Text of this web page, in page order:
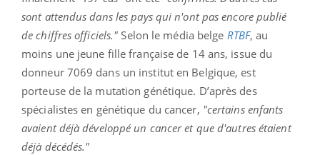
sont attendus dans les pays qui n'ont pas encore publié
de chiffres officiels." Selon le média belge RTBF, au
moins une jeune fille française de 14 ans, issue du
donneur 7069 dans un institut en Belgique, est
porteuse de la mutation génétique. D’après des
spécialistes en génétique du cancer, "certains enfants
avaient déjà développé un cancer et que d'autres étaient
déjà décédés."